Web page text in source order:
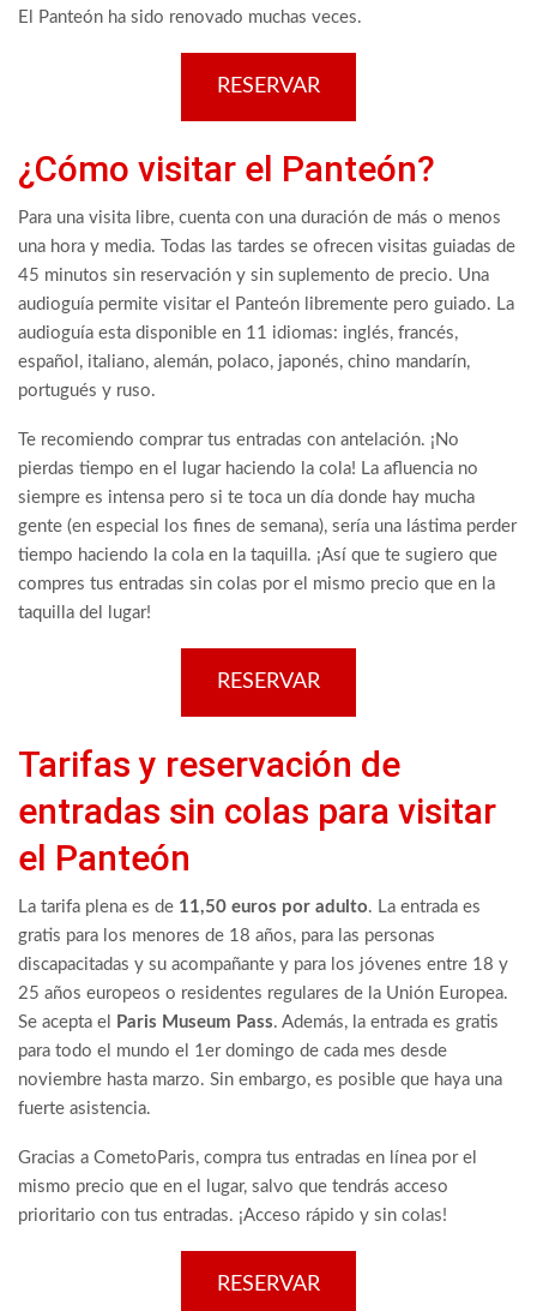
El Panteón ha sido renovado muchas veces.
RESERVAR
¿Cómo visitar el Panteón?
Para una visita libre, cuenta con una duración de más o menos
una hora y media. Todas las tardes se ofrecen visitas guiadas de
45 minutos sin reservación y sin suplemento de precio. Una
audioguía permite visitar el Panteón libremente pero guiado. La
audioguía esta disponible en 11 idiomas: inglés, francés,
español, italiano, alemán, polaco, japonés, chino mandarín,
portugués y ruso.
Te recomiendo comprar tus entradas con antelación. ¡No
pierdas tiempo en el lugar haciendo la cola! La afluencia no
siempre es intensa pero si te toca un día donde hay mucha
gente (en especial los fines de semana), sería una lástima perder
tiempo haciendo la cola en la taquilla. ¡Así que te sugiero que
compres tus entradas sin colas por el mismo precio que en la
taquilla del lugar!
RESERVAR
Tarifas y reservación de
entradas sin colas para visitar
el Panteón
La tarifa plena es de 11,50 euros por adulto. La entrada es
gratis para los menores de 18 años, para las personas
discapacitadas y su acompañante y para los jóvenes entre 18 y
25 años europeos o residentes regulares de la Unión Europea.
Se acepta el
Paris Museum Pass. Además, la entrada es gratis
para todo el mundo el 1er domingo de cada mes desde
noviembre hasta marzo. Sin embargo, es posible que haya una
fuerte asistencia.
Gracias a CometoParis, compra tus entradas en línea por el
mismo precio que en el lugar, salvo que tendrás acceso
prioritario con tus entradas. ¡Acceso rápido y sin colas!
RESERVAR